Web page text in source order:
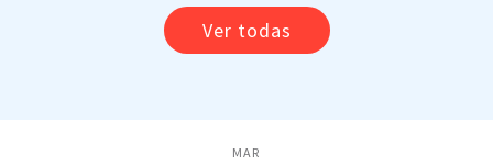
Ver todas
MAR